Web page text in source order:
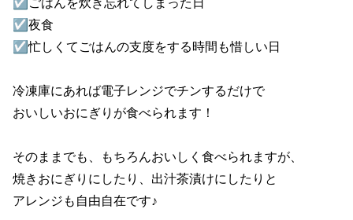
☑夜食
☑忙しくてごはんの支度をする時間も惜しい日
冷凍庫にあれば電子レンジでチンするだけで
おいしいおにぎりが食べられます！
そのままでも、もちろんおいしく食べられますが、
焼きおにぎりにしたり、出汁茶漬けにしたりと
アレンジも自由自在です♪